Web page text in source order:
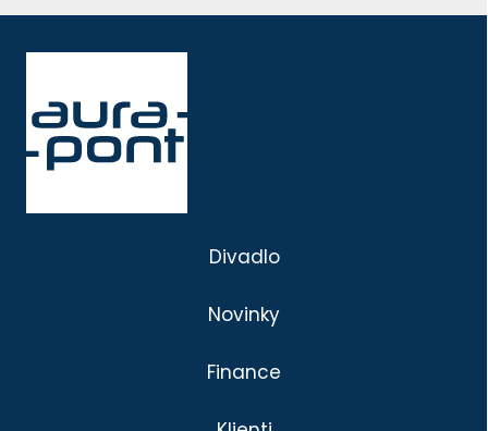
Divadlo
Novinky
Finance